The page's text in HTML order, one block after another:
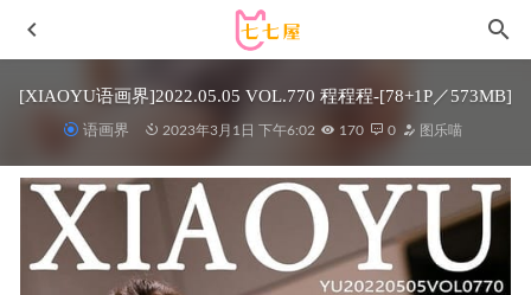
[XIAOYU语画界]2022.05.05 VOL.770 程程程-[78+1P／573MB]
语画界 2023年3月1日 下午6:02 170 0 图乐喵